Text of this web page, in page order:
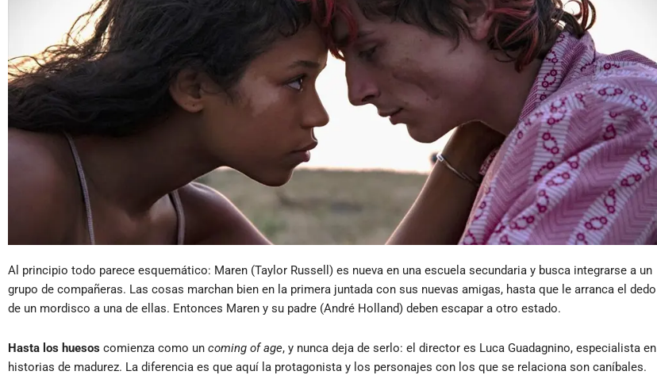
Al principio todo parece esquemático: Maren (Taylor Russell) es nueva en una escuela secundaria y busca integrarse a un
grupo de compañeras. Las cosas marchan bien en la primera juntada con sus nuevas amigas, hasta que le arranca el dedo
de un mordisco a una de ellas. Entonces Maren y su padre (André Holland) deben escapar a otro estado.
Hasta los huesos comienza como un coming of age, y nunca deja de serlo: el director es Luca Guadagnino, especialista en
historias de madurez. La diferencia es que aquí la protagonista y los personajes con los que se relaciona son caníbales.